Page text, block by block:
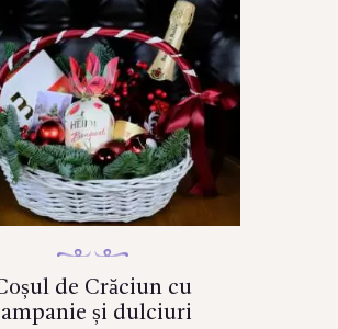
de Crăciun cu
și dulciuri